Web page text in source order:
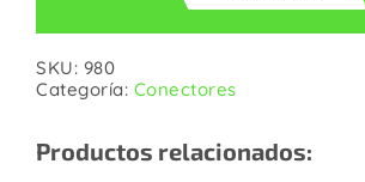
SKU: 980
Categoría: Conectores
Productos relacionados: